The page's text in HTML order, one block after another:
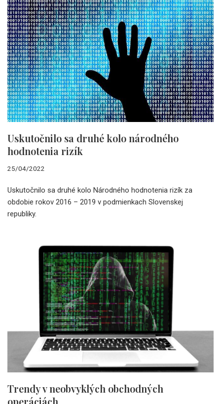
Uskutočnilo sa druhé kolo národného
hodnotenia rizík
25/04/2022
Uskutočnilo sa druhé kolo Národného hodnotenia rizík za
obdobie rokov 2016 – 2019 v podmienkach Slovenskej
republiky.
Trendy v neobvyklých obchodných
operáciách